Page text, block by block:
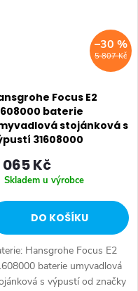
5 807 Kč
–30 %
Focus E2
baterie
stojánková s
31608000
065 Kč
Skladem u výrobce
DO KOŠÍKU
Hansgrohe Focus E2
baterie umyvadlová
s výpustí od značky